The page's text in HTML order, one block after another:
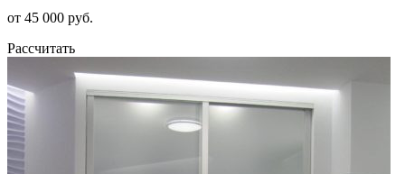
от 45 000 руб.
Рассчитать